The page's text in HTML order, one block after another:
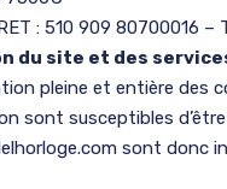
: 510 909 80700016 –
du site et des
pleine et entière des
sont susceptibles
sont donc